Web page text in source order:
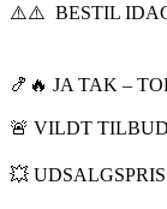
⚠️⚠️ BESTIL
🍤🔥 JA TAK –
🚨 VILDT
💥